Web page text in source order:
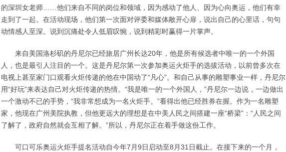
的深圳女老师……他们来自不同的岗位和领域，因为感动了他人、因为心向奥运，他们有幸
走到了一起。在活动现场，他们第一次面对评委和媒体敞开心扉，说出自己的心里话，句句
动情感人至深。说到沉痛处令人低眉叹惋，说到精彩时赢得一片掌声。
来自美国洛杉矶的丹尼尔已经旅居广州长达20年，他是所有候选者中唯一的一个外国
人，也是最引人注目的一个。这是丹尼尔第一次参加奥运火炬手的选拔活动，以前曾多次在
电视上甚至家门口观看火炬传递的他在中国动了“凡心”。和自己从事的雕塑事业一样，丹尼尔
用“好玩”来表达自己对火炬传递的热情。“我是唯一的一个外国人，”丹尼尔一边说，一边做出
一个激动不已的手势，“我非常想成为一名火炬手。”看得出他已经胜券在握。作为一名雕塑
家，他现在广州美院执教，但他更远大的理想是在中美人民之间搭建一座“桥梁”：“人民之间
了解了，政府自然就会互相了解。”所以，丹尼尔正在着手做这份工作。
可口可乐奥运火炬手提名活动自今年7月9日启动至8月31日截止。在接下来的一个月，